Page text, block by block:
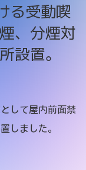
る受動喫
、分煙対
設置。
して屋内前面禁
しました。